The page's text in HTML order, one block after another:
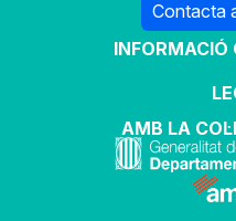
Contacta
INFORMACIÓ
AMB LA